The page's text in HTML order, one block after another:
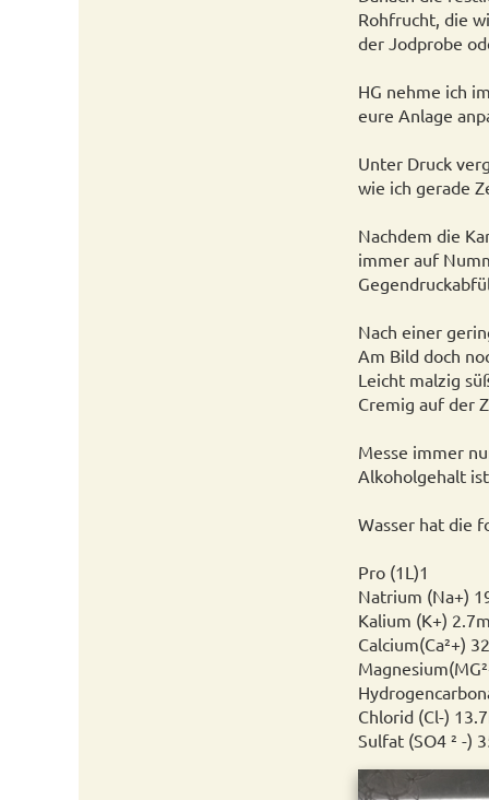
Rohfrucht, die
der Jodprobe
HG nehme ich
eure Anlage
Unter Druck
wie ich gerade
Nachdem die
immer auf
Nach einer
Am Bild doch
Leicht malzig
Cremig auf der
Messe immer
Alkoholgehalt
Wasser hat die
Pro (1L)1
Natrium (Na+)
Kalium (K+)
Calcium(Ca²+)
Chlorid (Cl-)
Sulfat (SO4 ² -)